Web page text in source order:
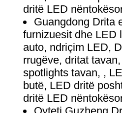
dritë LED
Guangdong Drita
furnizuesit dhe LED
auto, ndriçim LED,
rrugëve, dritat
spotlights tavan, ,
butë, LED dritë
dritë LED